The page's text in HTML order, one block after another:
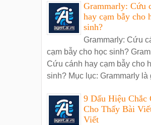
Grammarly: Cứu
hay cạm bẫy cho
sinh?
Grammarly: Cứu
cạm bẫy cho học sinh?
Cứu cánh hay cạm bẫy cho
sinh? Mục lục: Grammarly là
9 Dấu Hiệu Chắc
Cho Thấy Bài
Viết